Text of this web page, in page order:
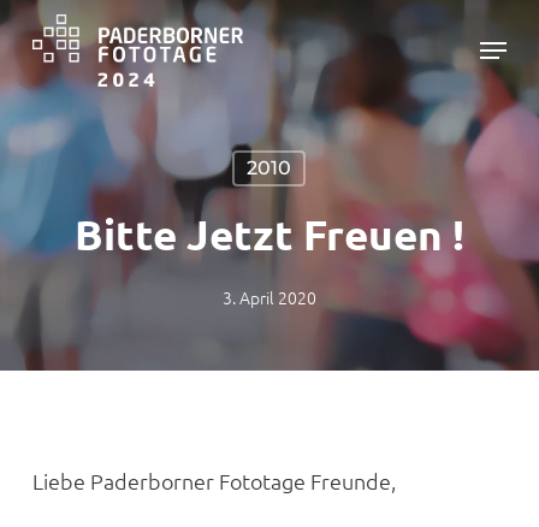
Skip
to
main
content
Menu
2010
Bitte Jetzt Freuen !
3. April 2020
Liebe Paderborner Fototage Freunde,
Close
Menu